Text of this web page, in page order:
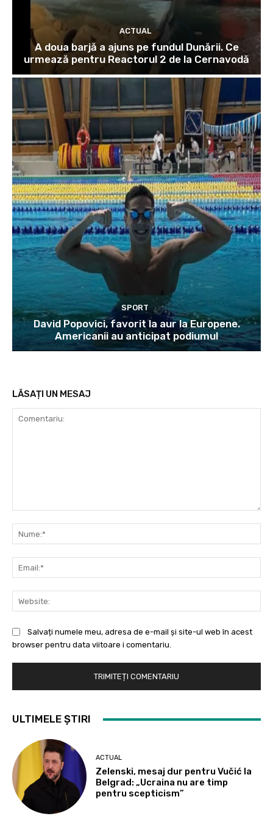
ACTUAL
A doua barjă a ajuns pe fundul Dunării. Ce
urmează pentru Reactorul 2 de la Cernavodă
SPORT
David Popovici, favorit la aur la Europene.
Americanii au anticipat podiumul
LĂSAȚI UN MESAJ
Salvați numele meu, adresa de e-mail și site-ul web în acest
browser pentru data viitoare i comentariu.
ULTIMELE ȘTIRI
ACTUAL
Zelenski, mesaj dur pentru Vučić la
Belgrad: „Ucraina nu are timp
pentru scepticism”